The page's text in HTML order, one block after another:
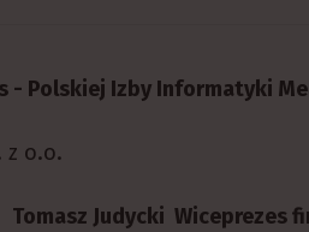
- Polskiej Izby Informatyki
z o.o.
Tomasz Judycki Wiceprezes